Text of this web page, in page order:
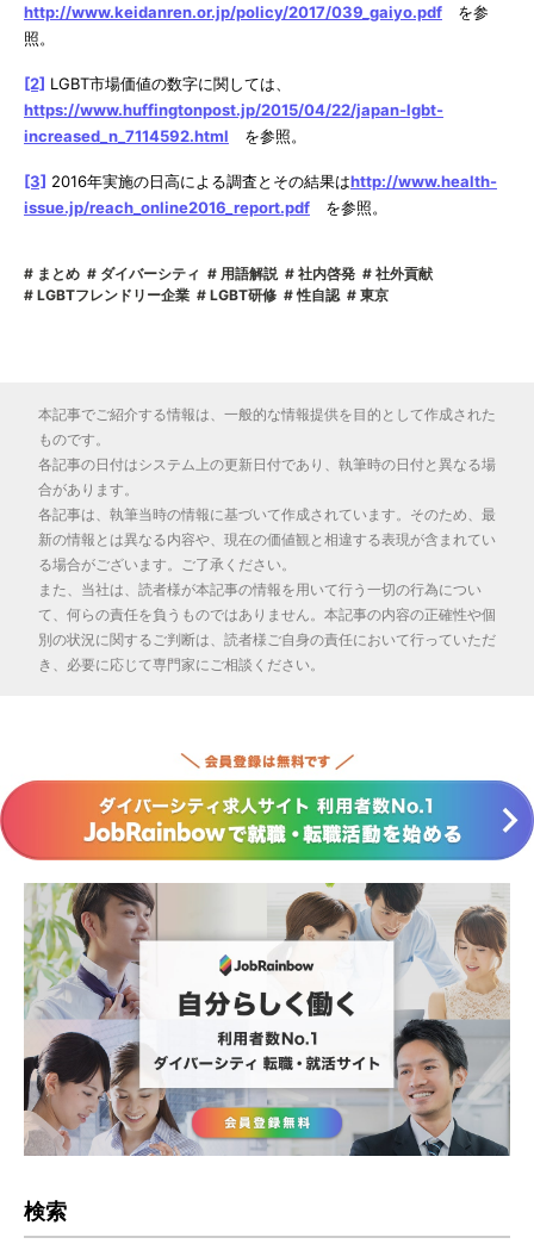
http://www.keidanren.or.jp/policy/2017/039_gaiyo.pdf を参
照。
[2] LGBT市場価値の数字に関しては、
https://www.huffingtonpost.jp/2015/04/22/japan-lgbt-
increased_n_7114592.html を参照。
[3] 2016年実施の日高による調査とその結果はhttp://www.health-
issue.jp/reach_online2016_report.pdf を参照。
まとめ ダイバーシティ 用語解説 社内啓発
社外貢献
LGBTフレンドリー企業
LGBT研修 性自認 東京
本記事でご紹介する情報は、一般的な情報提供を目的として作成された
ものです。
各記事の日付はシステム上の更新日付であり、執筆時の日付と異なる場
合があります。
各記事は、執筆当時の情報に基づいて作成されています。そのため、最
新の情報とは異なる内容や、現在の価値観と相違する表現が含まれてい
る場合がございます。ご了承ください。
また、当社は、読者様が本記事の情報を用いて行う一切の行為につい
て、何らの責任を負うものではありません。本記事の内容の正確性や個
別の状況に関するご判断は、読者様ご自身の責任において行っていただ
き、必要に応じて専門家にご相談ください。
検索